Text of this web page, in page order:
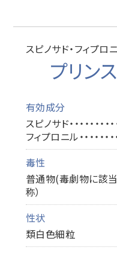
スピノサド・フィプロ
プリン
有効成分
スピノサド・・・・・・・・
フィプロニル・・・・・・・
毒性
普通物(毒劇物に該
称）
性状
類白色細粒